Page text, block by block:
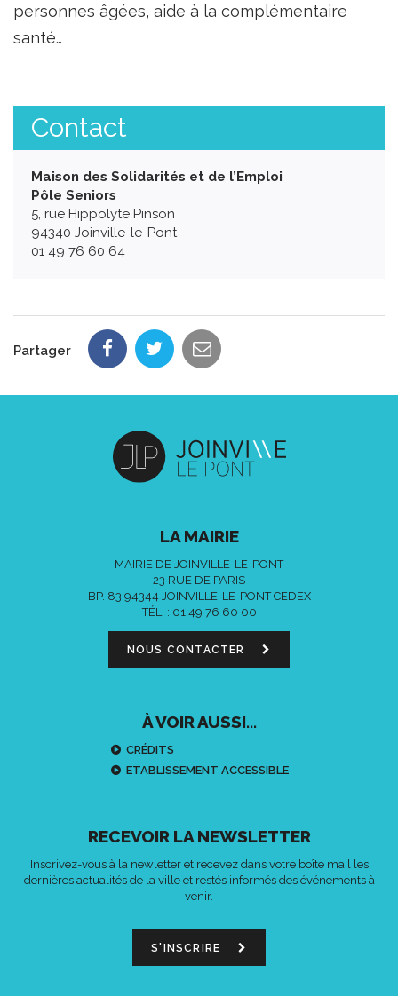
personnes âgées, aide à la complémentaire
santé…
Contact
Maison des Solidarités et de l’Emploi
Pôle Seniors
5, rue Hippolyte Pinson
94340 Joinville-le-Pont
01 49 76 60 64
Partager
LA MAIRIE
MAIRIE DE JOINVILLE-LE-PONT
23 RUE DE PARIS
BP. 83 94344 JOINVILLE-LE-PONT CEDEX
TÉL. : 01 49 76 60 00
NOUS CONTACTER
À VOIR AUSSI...
CRÉDITS
ETABLISSEMENT ACCESSIBLE
RECEVOIR LA NEWSLETTER
Inscrivez-vous à la newletter et recevez dans votre boîte mail les
dernières actualités de la ville et restés informés des événements à
venir.
S'INSCRIRE